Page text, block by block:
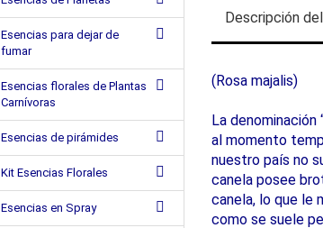
Descripción
(Rosa majalis)
La denominación
al momento
nuestro país no
canela posee
canela, lo que le
como se suele
Esencias para dejar de
fumar
Esencias florales de Plantas
Carnívoras
Esencias de pirámides
Kit Esencias Florales
Esencias en Spray